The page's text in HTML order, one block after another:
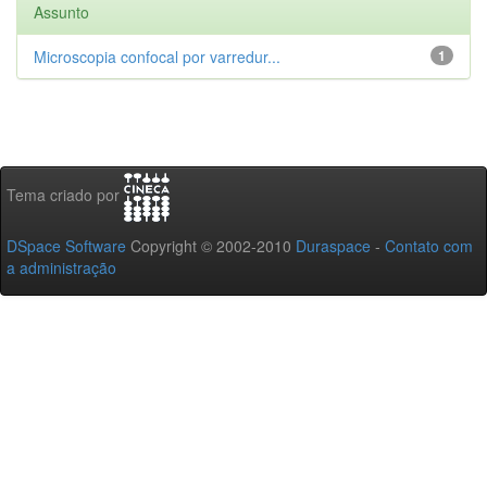
Assunto
1
Microscopia confocal por varredur...
Tema criado por
DSpace Software Copyright © 2002-2010 Duraspace - Contato com
a administração